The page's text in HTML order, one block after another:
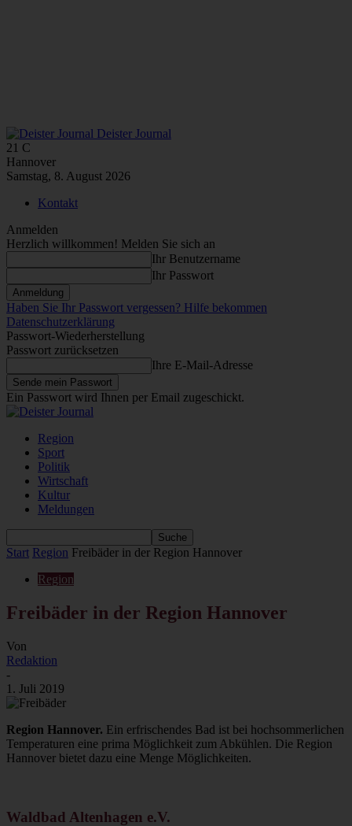
Deister Journal
21 C
Hannover
Samstag, 8. August 2026
Kontakt
Anmelden
Herzlich willkommen! Melden Sie sich an
Ihr Benutzername
Ihr Passwort
Haben Sie Ihr Passwort vergessen? Hilfe bekommen
Datenschutzerklärung
Passwort-Wiederherstellung
Passwort zurücksetzen
Ihre E-Mail-Adresse
Ein Passwort wird Ihnen per Email zugeschickt.
Region
Sport
Politik
Wirtschaft
Kultur
Meldungen
Start Region Freibäder in der Region Hannover
Region
Freibäder in der Region Hannover
Von
Redaktion
-
1. Juli 2019
Region Hannover. Ein erfrischendes Bad ist bei hochsommerlichen
Temperaturen eine prima Möglichkeit zum Abkühlen. Die Region
Hannover bietet dazu eine Menge Möglichkeiten.
Waldbad Altenhagen e.V.